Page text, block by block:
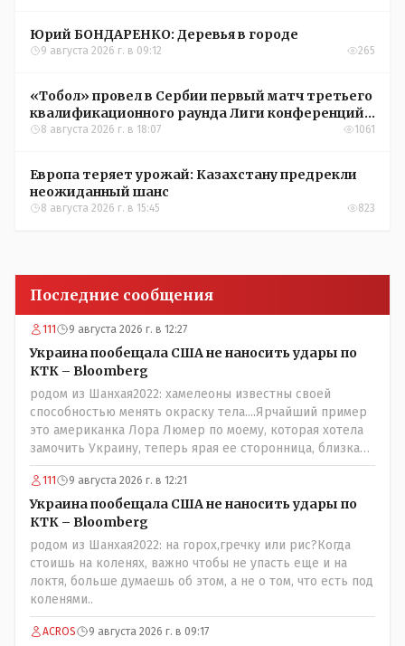
Юрий БОНДАРЕНКО: Деревья в городе
9 августа 2026 г. в 09:12 265
«Тобол» провел в Сербии первый матч третьего
квалификационного раунда Лиги конференций
УЕФА
8 августа 2026 г. в 18:07 1061
Европа теряет урожай: Казахстану предрекли
неожиданный шанс
8 августа 2026 г. в 15:45 823
Последние сообщения
111 9 августа 2026 г. в 12:27
Украина пообещала США не наносить удары по
КТК – Bloomberg
родом из Шанхая2022: хамелеоны известны своей
способностью менять окраску тела....Ярчайший пример
это американка Лора Люмер по моему, которая хотела
замочить Украину, теперь ярая ее сторонница, близкая
к Трампу. Ну и западные страны тем более, которые
предоставляли Зеленскому убежище, чтоб он бежал и
которые развернулись потом на 180 или 360 градусов,
посмотрев на того, как он не сдался, но ты же там сам
живешь и многое знаешь о тех, на кого работаешь.. Это
просто прагматизм и ничего личного. Победим мы, они
встанут под нас и наоборот и все это понимают..
111 9 августа 2026 г. в 12:21
Украина пообещала США не наносить удары по
КТК – Bloomberg
родом из Шанхая2022: на горох,гречку или рис?Когда
стоишь на коленях, важно чтобы не упасть еще и на
локтя, больше думаешь об этом, а не о том, что есть под
коленями..
ACROS 9 августа 2026 г. в 09:17